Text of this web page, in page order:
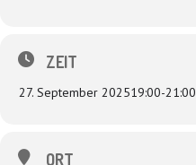
ZEIT
27. September 202519:00-21:00
ORT